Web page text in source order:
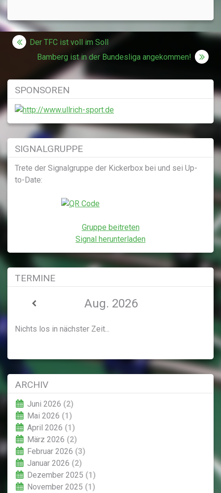
Beitragsnavigation
Der TFC ist voll im Soll
Bamberg ist in der Bundesliga angekommen!
SPONSOREN
SIGNALGRUPPE
Trete der Signalgruppe der Kickerbox bei und sei Up-
to-Date:
Gruppe beitreten
Signal herunterladen
TERMINE
Aug. 2026
Nichts los in nächster Zeit...
ARCHIV
Juni 2026 (2)
Mai 2026 (1)
April 2026 (1)
März 2026 (2)
Februar 2026 (3)
Januar 2026 (2)
Dezember 2025 (1)
November 2025 (1)